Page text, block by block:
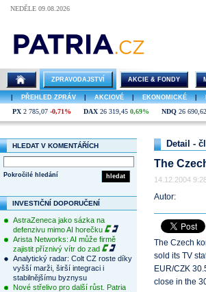
NEDĚLE 09.08.2026
ZPRAVODAJSTVÍ AKCIE & FONDY
| PŘEHLED ZPRÁV | AKCIOVÉ | EKONOMICKÉ |
PX 2 785,07 -0,71% DAX 26 319,45 0,69% NDQ 26 690,62
HLEDAT V KOMENTÁŘÍCH
hledat
Pokročilé hledání
INVESTIČNÍ DOPORUČENÍ
AstraZeneca jako sázka na
defenzivu mimo AI horečku
Arista Networks: AI může firmě
zajistit příznivý vítr do zad
Analytický radar: Colt CZ roste díky
vyšší marži, širší integraci i
stabilnějšímu byznysu
Nové střelivo pro další růst. Patria
Detail -
The
14.12.2004
Autor:
The Czech
sold its TV
EUR/CZK
close in the